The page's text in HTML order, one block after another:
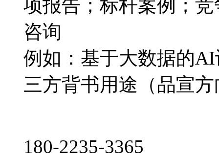
项报告；标杆案例；
咨询
例如：基于大数据的
三方背书用途（品宣
180-2235-3365